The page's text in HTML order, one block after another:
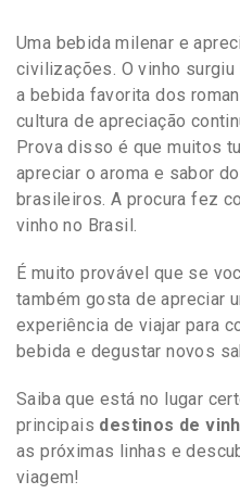
Uma bebida milenar e
civilizações. O vinho surgiu
a bebida favorita dos
cultura de apreciação
Prova disso é que muitos
apreciar o aroma e sabor
brasileiros. A procura fez
vinho no Brasil.
É muito provável que se
também gosta de apreciar
experiência de viajar para
bebida e degustar novos
Saiba que está no lugar
principais destinos de
as próximas linhas e
viagem!